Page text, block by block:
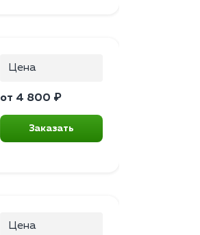
Цена
от 4 800 ₽
Заказать
Цена